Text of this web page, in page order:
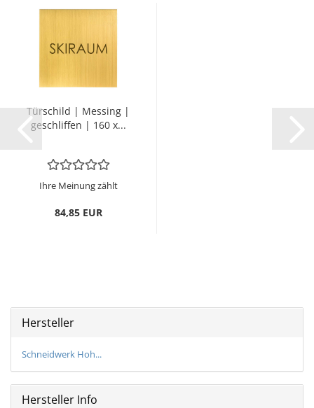
Tür­schild | Mes­sing |
ge­schlif­fen | 160 x...
Ihre Meinung zählt
84,85 EUR
Hersteller
Schneidwerk Hoh...
Hersteller Info